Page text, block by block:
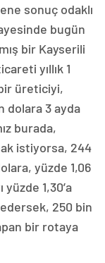
sonuç odaklı
bugün
bir Kayserili
yıllık 1
üreticiyi,
dolara 3 ayda
burada,
istiyorsa, 244
yüzde 1,06
1,30’a
250 bin
bir rotaya